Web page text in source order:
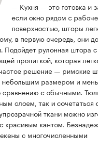
— Кухня — это готовка и
если окно рядом с
поверхностью, шторы
в первую очередь, они
Подойдет рулонная штора с
пропиткой, которая
решение — римские
небольшим размером и
сравнению с обычными.
слоем, так и сочетаться
ткани можно
красивым кантом.
с многочисленными